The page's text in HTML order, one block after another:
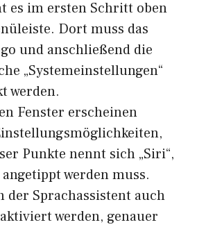
es im ersten Schritt oben
Dort muss das
und anschließend die
„Systemeinstellungen“
werden.
Fenster erscheinen
Punkte nennt sich „Siri“,
werden muss.
der Sprachassistent auch
werden, genauer